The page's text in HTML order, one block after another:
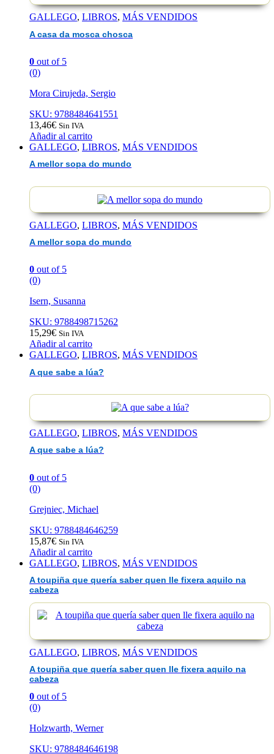
GALLEGO, LIBROS, MÁS VENDIDOS
A casa da mosca chosca
0 out of 5
(0)
Mora Cirujeda, Sergio
SKU: 9788484641551
13,46€ Sin IVA
Añadir al carrito
GALLEGO, LIBROS, MÁS VENDIDOS
A mellor sopa do mundo
GALLEGO, LIBROS, MÁS VENDIDOS
A mellor sopa do mundo
0 out of 5
(0)
Isern, Susanna
SKU: 9788498715262
15,29€ Sin IVA
Añadir al carrito
GALLEGO, LIBROS, MÁS VENDIDOS
A que sabe a lúa?
GALLEGO, LIBROS, MÁS VENDIDOS
A que sabe a lúa?
0 out of 5
(0)
Grejniec, Michael
SKU: 9788484646259
15,87€ Sin IVA
Añadir al carrito
GALLEGO, LIBROS, MÁS VENDIDOS
A toupiña que quería saber quen lle fixera aquilo na
cabeza
GALLEGO, LIBROS, MÁS VENDIDOS
A toupiña que quería saber quen lle fixera aquilo na
cabeza
0 out of 5
(0)
Holzwarth, Werner
SKU: 9788484646198